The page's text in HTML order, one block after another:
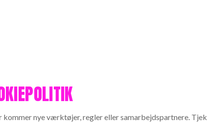
nye værktøjer, regler eller samarbejdspartnere. Tjek